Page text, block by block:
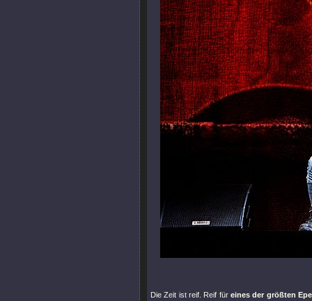
Die Zeit ist reif. Reif für eines der größten